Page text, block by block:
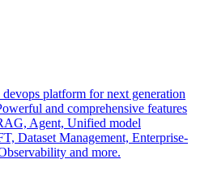
platform for next generation
and comprehensive features
Agent, Unified model
Dataset Management, Enterprise-
and more.